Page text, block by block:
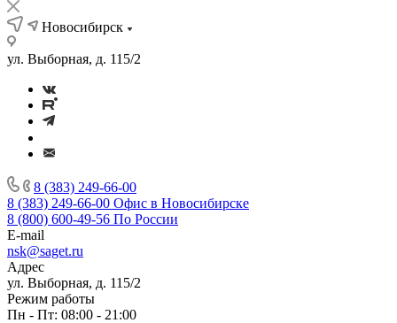
Новосибирск
ул. Выборная, д. 115/2
8 (383) 249-66-00
8 (383) 249-66-00 Офис в Новосибирске
8 (800) 600-49-56 По России
E-mail
nsk@saget.ru
Адрес
ул. Выборная, д. 115/2
Режим работы
Пн - Пт: 08:00 - 21:00